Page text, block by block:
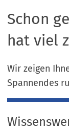
Schon
hat viel
Wir zeigen
Spannendes